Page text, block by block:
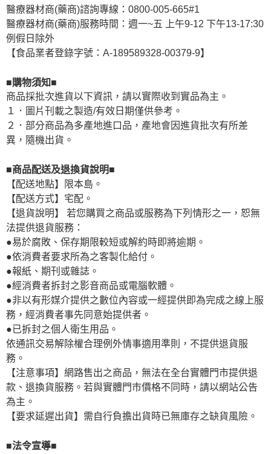
醫療器材商(藥商)諮詢專線：0800-005-665#1
醫療器材商(藥商)服務時間：週一~五 上午9-12 下午13-17:30
例假日除外
【食品業者登錄字號：A-189589328-00379-9】
■購物須知■
商品採批次進貨以下資訊，請以實際收到實品為主。
１．圖片刊載之製造/有效日期僅供參考。
２．部分商品為多產地進口品，產地會因進貨批次有所差
異，隨機出貨。
■商品配送及退換貨說明■
【配送地點】限本島。
【配送方式】宅配。
【退貨說明】 若您購買之商品或服務為下列情形之一，恕無
法提供退貨服務：
●易於腐敗、保存期限較短或解約時即將逾期。
●依消費者要求所為之客製化給付。
●報紙、期刊或雜誌。
●經消費者拆封之影音商品或電腦軟體。
●非以有形媒介提供之數位內容或一經提供即為完成之線上服
務，經消費者事先同意始提供者。
●已拆封之個人衛生用品。
依通訊交易解除權合理例外情事適用準則，不提供退貨服
務。
【注意事項】網路售出之商品，無法在全台實體門市提供退
款、退換貨服務。若與實體門市價格不同時，請以網站公告
為主。
【要求延遲出貨】需自行負擔出貨時已無庫存之缺貨風險。
■法令宣導■